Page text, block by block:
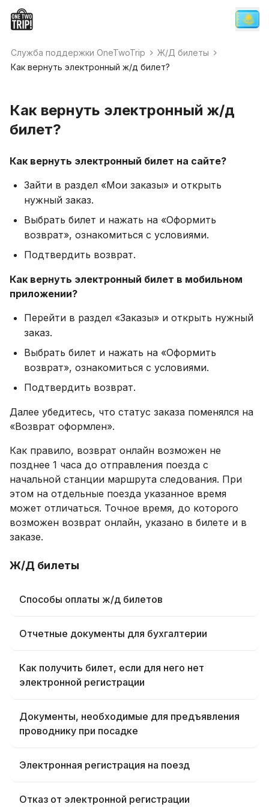
Служба поддержки OneTwoTrip
Ж/Д билеты
Как вернуть электронный ж/д билет?
Как вернуть электронный ж/д
билет?
Как вернуть электронный билет на сайте?
Зайти в раздел «Мои заказы» и открыть
нужный заказ.
Выбрать билет и нажать на «Оформить
возврат», ознакомиться с условиями.
Подтвердить возврат.
Как вернуть электронный билет в мобильном
приложении?
Перейти в раздел «Заказы» и открыть нужный
заказ.
Выбрать билет и нажать на «Оформить
возврат», ознакомиться с условиями.
Подтвердить возврат.
Далее убедитесь, что статус заказа поменялся на
«Возврат оформлен».
Как правило, возврат онлайн возможен не
позднее 1 часа до отправления поезда с
начальной станции маршрута следования. При
этом на отдельные поезда указанное время
может отличаться. Точное время, до которого
возможен возврат онлайн, указано в билете и в
заказе.
Ж/Д билеты
Способы оплаты ж/д билетов
Отчетные документы для бухгалтерии
Как получить билет, если для него нет
электронной регистрации
Документы, необходимые для предъявления
проводнику при посадке
Электронная регистрация на поезд
Отказ от электронной регистрации